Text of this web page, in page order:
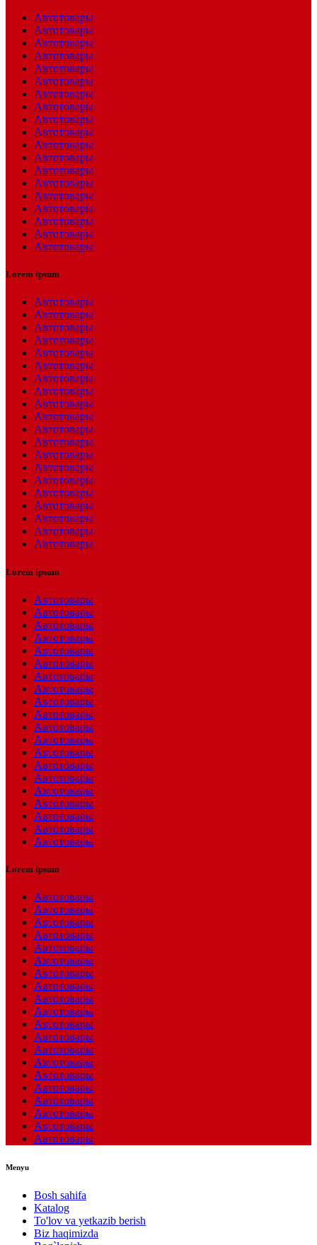
Автотовары
Автотовары
Автотовары
Автотовары
Автотовары
Автотовары
Автотовары
Автотовары
Автотовары
Автотовары
Автотовары
Автотовары
Автотовары
Автотовары
Автотовары
Автотовары
Автотовары
Автотовары
Автотовары
Lorem ipsum
Автотовары
Автотовары
Автотовары
Автотовары
Автотовары
Автотовары
Автотовары
Автотовары
Автотовары
Автотовары
Автотовары
Автотовары
Автотовары
Автотовары
Автотовары
Автотовары
Автотовары
Автотовары
Автотовары
Автотовары
Lorem ipsum
Автотовары
Автотовары
Автотовары
Автотовары
Автотовары
Автотовары
Автотовары
Автотовары
Автотовары
Автотовары
Автотовары
Автотовары
Автотовары
Автотовары
Автотовары
Автотовары
Автотовары
Автотовары
Автотовары
Автотовары
Lorem ipsum
Автотовары
Автотовары
Автотовары
Автотовары
Автотовары
Автотовары
Автотовары
Автотовары
Автотовары
Автотовары
Автотовары
Автотовары
Автотовары
Автотовары
Автотовары
Автотовары
Автотовары
Автотовары
Автотовары
Автотовары
Menyu
Bosh sahifa
Katalog
To'lov va yetkazib berish
Biz haqimizda